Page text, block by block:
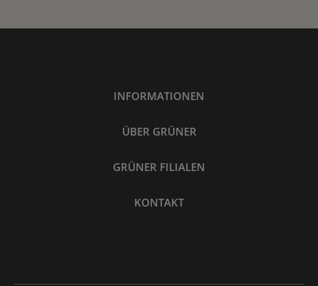
INFORMATIONEN
ÜBER GRÜNER
GRÜNER FILIALEN
KONTAKT